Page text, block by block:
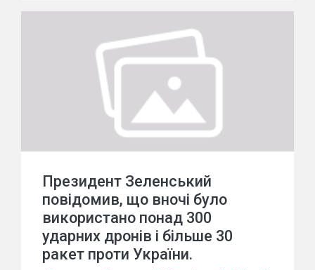
Президент Зеленський
повідомив, що вночі було
використано понад 300
ударних дронів і більше 30
ракет проти України.